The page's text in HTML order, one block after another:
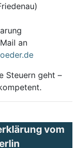
an
Steuern geht –
vom